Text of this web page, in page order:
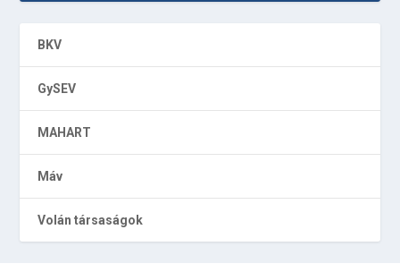
BKV
GySEV
MAHART
Máv
Volán társaságok